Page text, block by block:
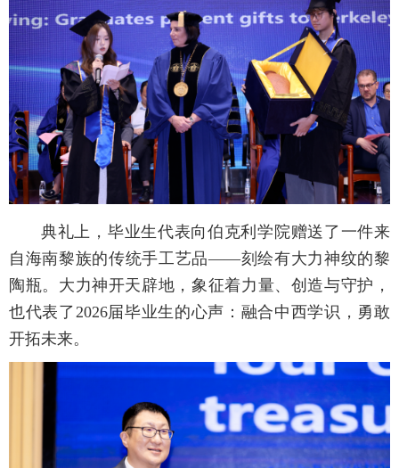
典礼上，毕业生代表向伯克利学院赠送了一件来
自海南黎族的传统手工艺品——刻绘有大力神纹的黎
陶瓶。大力神开天辟地，象征着力量、创造与守护，
也代表了2026届毕业生的心声：融合中西学识，勇敢
开拓未来。